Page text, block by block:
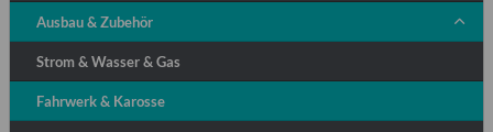
Ausbau & Zubehör
Strom & Wasser & Gas
Fahrwerk & Karosse